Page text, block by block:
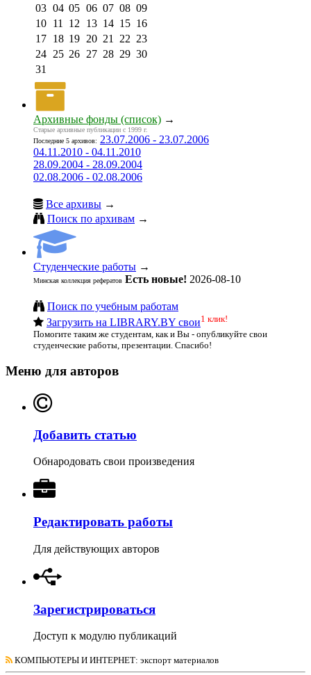
03 04 05 06 07 08 09
10 11 12 13 14 15 16
17 18 19 20 21 22 23
24 25 26 27 28 29 30
31
Архивные фонды (список) →
Старые архивные публикации с 1999 г.
Последние 5 архивов: 23.07.2006 - 23.07.2006
04.11.2010 - 04.11.2010
28.09.2004 - 28.09.2004
02.08.2006 - 02.08.2006
Все архивы →
Поиск по архивам →
Студенческие работы →
Минская коллекция рефератов Есть новые! 2026-08-10
Поиск по учебным работам
Загрузить на LIBRARY.BY свои1 клик!
Помогите таким же студентам, как и Вы - опубликуйте свои
студенческие работы, презентации. Спасибо!
Меню для авторов
Добавить статью
Обнародовать свои произведения
Редактировать работы
Для действующих авторов
Зарегистрироваться
Доступ к модулю публикаций
КОМПЬЮТЕРЫ И ИНТЕРНЕТ: экспорт материалов